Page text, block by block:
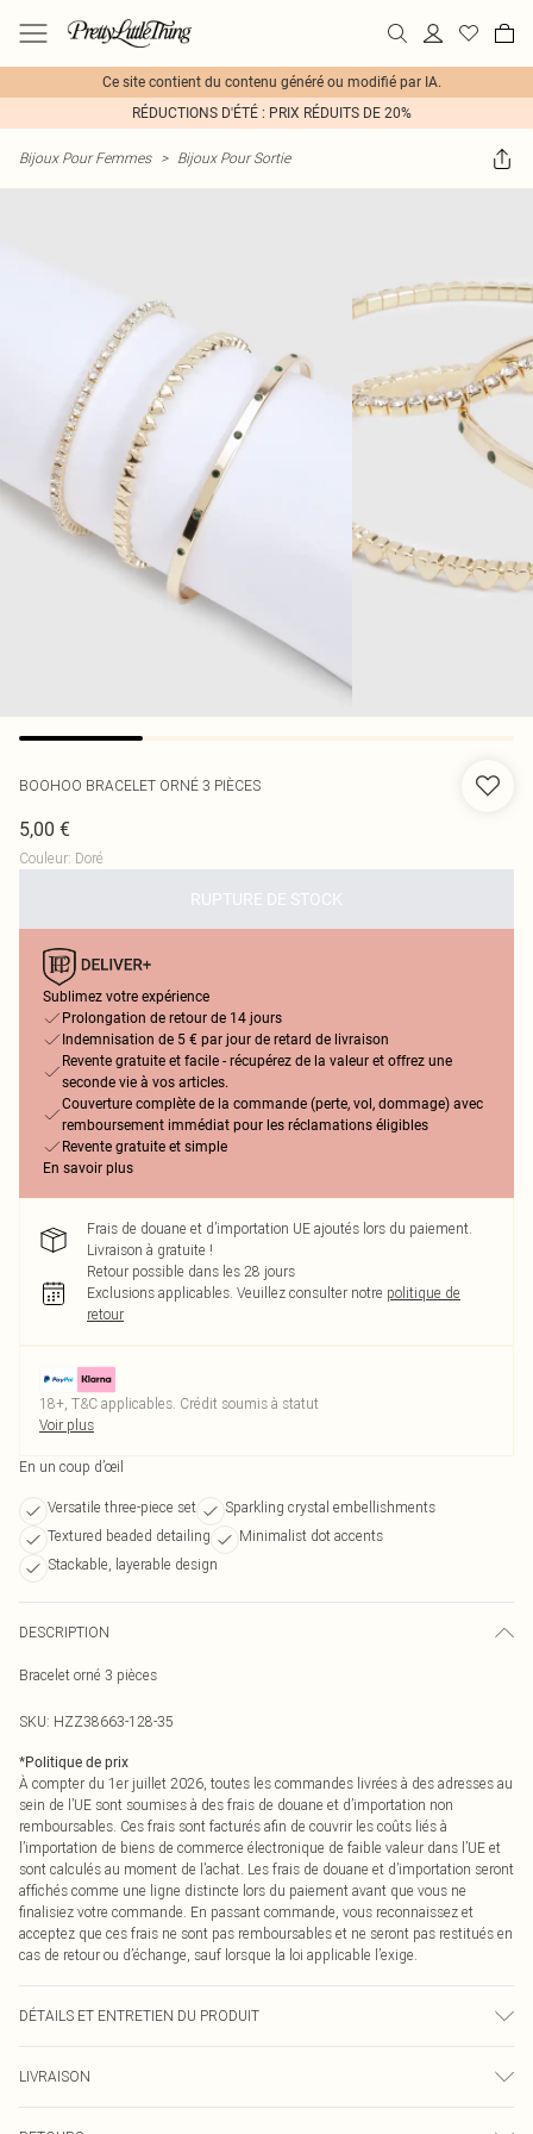
Ce site contient du contenu généré ou modifié par IA.
RÉDUCTIONS D'ÉTÉ : PRIX RÉDUITS DE 20%
Bijoux Pour Femmes > Bijoux Pour Sortie
BOOHOO BRACELET ORNÉ 3 PIÈCES
5,00 €
Couleur: Doré
RUPTURE DE STOCK
Sublimez votre expérience
Prolongation de retour de 14 jours
Indemnisation de 5 € par jour de retard de livraison
Revente gratuite et facile - récupérez de la valeur et offrez une
seconde vie à vos articles.
Couverture complète de la commande (perte, vol, dommage) avec
remboursement immédiat pour les réclamations éligibles
Revente gratuite et simple
En savoir plus
Frais de douane et d’importation UE ajoutés lors du paiement.
Livraison à gratuite !
Retour possible dans les 28 jours
Exclusions applicables. Veuillez consulter notre politique de
retour
18+, T&C applicables. Crédit soumis à statut
Voir plus
En un coup d’œil
Versatile three-piece set
Sparkling crystal embellishments
Textured beaded detailing
Minimalist dot accents
Stackable, layerable design
DESCRIPTION
Bracelet orné 3 pièces
SKU: HZZ38663-128-35
*Politique de prix
À compter du 1er juillet 2026, toutes les commandes livrées à des adresses au
sein de l’UE sont soumises à des frais de douane et d’importation non
remboursables. Ces frais sont facturés afin de couvrir les coûts liés à
l’importation de biens de commerce électronique de faible valeur dans l’UE et
sont calculés au moment de l’achat. Les frais de douane et d’importation seront
affichés comme une ligne distincte lors du paiement avant que vous ne
finalisiez votre commande. En passant commande, vous reconnaissez et
acceptez que ces frais ne sont pas remboursables et ne seront pas restitués en
cas de retour ou d’échange, sauf lorsque la loi applicable l’exige.
DÉTAILS ET ENTRETIEN DU PRODUIT
LIVRAISON